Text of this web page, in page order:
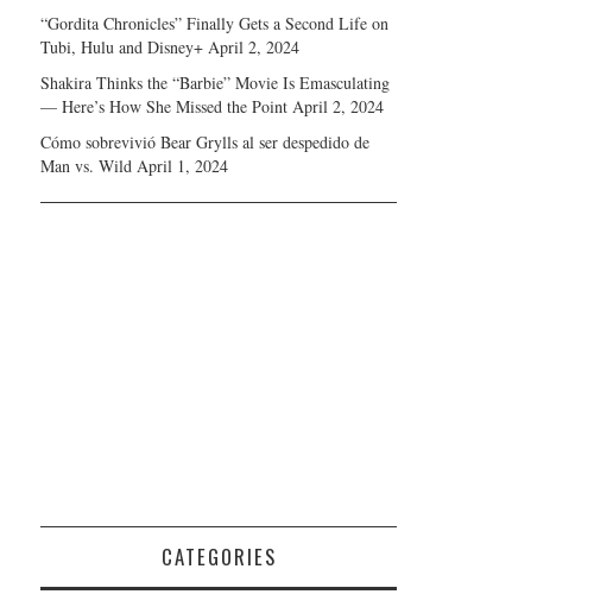
“Gordita Chronicles” Finally Gets a Second Life on
Tubi, Hulu and Disney+ April 2, 2024
Shakira Thinks the “Barbie” Movie Is Emasculating
— Here’s How She Missed the Point April 2, 2024
Cómo sobrevivió Bear Grylls al ser despedido de
Man vs. Wild April 1, 2024
CATEGORIES